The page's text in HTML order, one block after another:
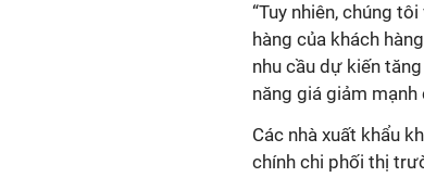
“Tuy nhiên, chúng
hàng của khách
nhu cầu dự kiến
năng giá giảm mạnh
Các nhà xuất khẩu
chính chi phối thị